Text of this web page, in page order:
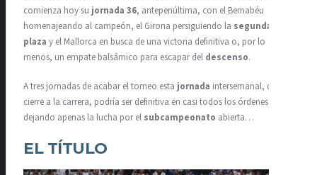
comienza hoy su jornada 36, antepenúltima, con el Bernabéu
homenajeando al campeón, el Girona persiguiendo la segunda
plaza y el Mallorca en busca de una victoria definitiva o, por lo
menos, un empate balsámico para escapar del descenso.
A tres jornadas de acabar el torneo esta jornada intersemanal, de un
cierre a la carrera, podría ser definitiva en casi todos los órdenes,
dejando apenas la lucha por el subcampeonato abierta…
EL TÍTULO